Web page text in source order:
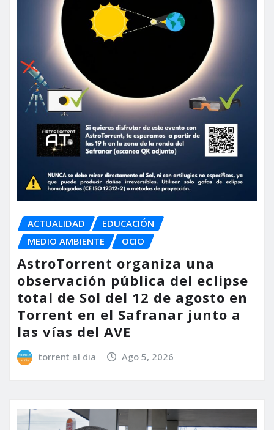
ACTUALIDAD
EDUCACIÓN
MEDIO AMBIENTE
OCIO
AstroTorrent organiza una
observación pública del eclipse
total de Sol del 12 de agosto en
Torrent en el Safranar junto a
las vías del AVE
torrent al dia Ago 5, 2026